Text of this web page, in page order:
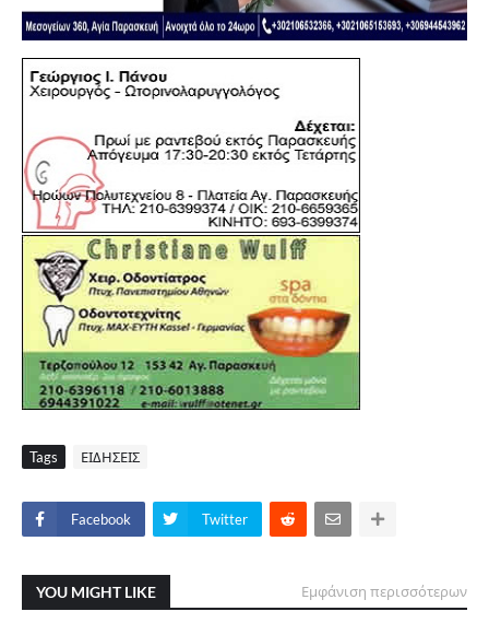
Tags ΕΙΔΗΣΕΙΣ
Facebook Twitter
YOU MIGHT LIKE Εμφάνιση περισσότερων